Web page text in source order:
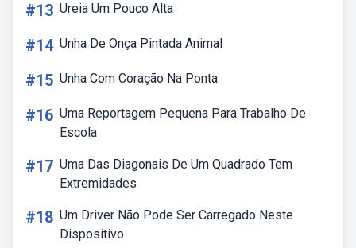
#13 Ureia Um Pouco Alta
#14 Unha De Onça Pintada Animal
#15 Unha Com Coração Na Ponta
#16 Uma Reportagem Pequena Para Trabalho De
Escola
#17 Uma Das Diagonais De Um Quadrado Tem
Extremidades
#18 Um Driver Não Pode Ser Carregado Neste
Dispositivo